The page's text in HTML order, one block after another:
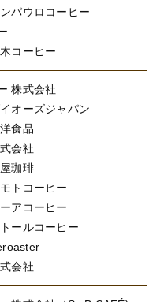
パウロコーヒー
コーヒー
株式会社
オーズジャパン
食品
会社
珈琲
トコーヒー
アコーヒー
ールコーヒー
会社